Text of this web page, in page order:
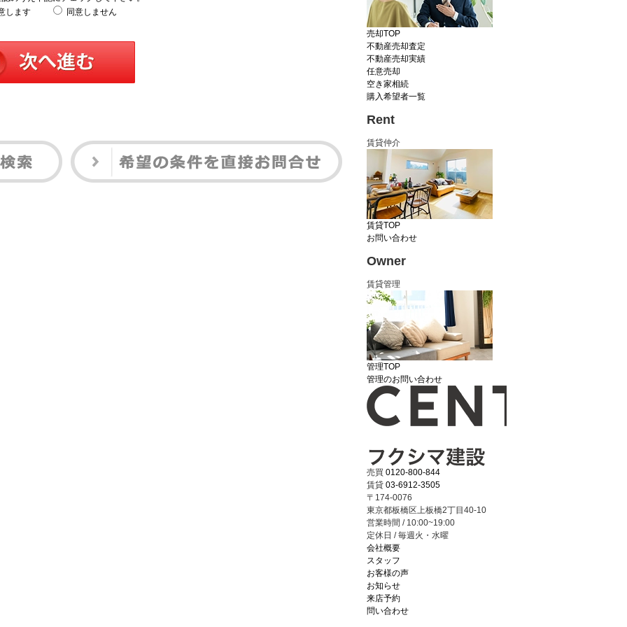
します
同意しません
売却TOP
不動産売却査定
不動産売却実績
任意売却
空き家相続
購入希望者一覧
Rent
賃貸仲介
賃貸TOP
お問い合わせ
Owner
賃貸管理
管理TOP
管理のお問い合わせ
売買 0120-800-844
賃貸 03-6912-3505
〒174-0076
東京都板橋区上板橋2丁目40-10
営業時間 / 10:00~19:00
定休日 / 毎週火・水曜
会社概要
スタッフ
お客様の声
お知らせ
来店予約
問い合わせ